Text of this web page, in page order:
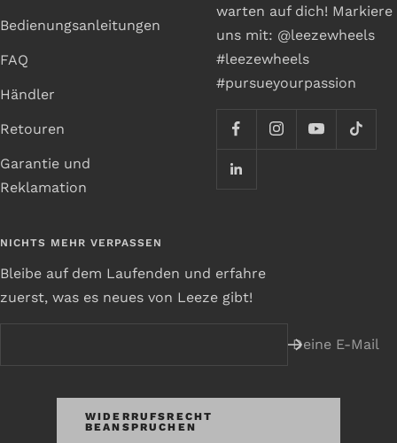
Bedienungsanleitungen
FAQ
Händler
Retouren
Garantie und
Reklamation
warten auf dich! Markiere
uns mit: @leezewheels
#leezewheels
#pursueyourpassion
NICHTS MEHR VERPASSEN
Bleibe auf dem Laufenden und erfahre
zuerst, was es neues von Leeze gibt!
Deine E-Mail
WIDERRUFSRECHT
BEANSPRUCHEN